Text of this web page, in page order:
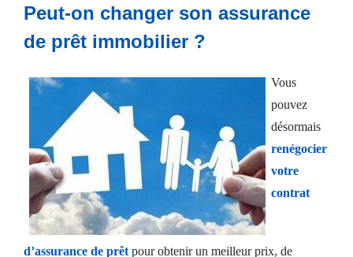
Peut-on changer son assurance
de prêt immobilier ?
Vous
pouvez
désormais
renégocier
votre
contrat
d’assurance de prêt pour obtenir un meilleur prix, de
Crédit
propriétaire
Assurance
emprunteur
ligne
Espace
client